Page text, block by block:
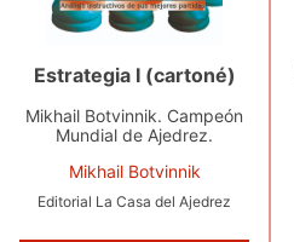
Estrategia I (cartoné)
Mikhail Botvinnik. Campeón
Mundial de Ajedrez.
Mikhail Botvinnik
Editorial La Casa del Ajedrez